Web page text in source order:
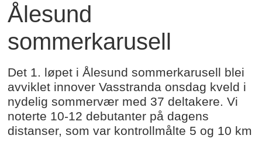
Ålesund
sommerkarusell
Det 1. løpet i Ålesund sommerkarusell blei
avviklet innover Vasstranda onsdag kveld i
nydelig sommervær med 37 deltakere. Vi
noterte 10-12 debutanter på dagens
distanser, som var kontrollmålte 5 og 10 km